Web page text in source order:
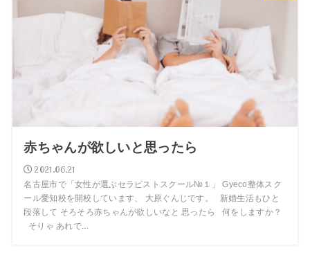
赤ちゃんが欲しいと思ったら
2021.06.21
名古屋市で「女性が選ぶセラピストスクール№１」 Gyeco整体スク
ール愛知校を開校しています、 大原ぐんじです。 新婚生活もひと
段落して そろそろ赤ちゃんが欲しいなと 思ったら 何をしますか？
そりゃ あれで...